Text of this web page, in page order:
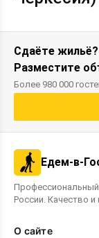
Сдаёте жильё?
Разместите
Более 980 000
Едем-в-
России. Качество и
О сайте